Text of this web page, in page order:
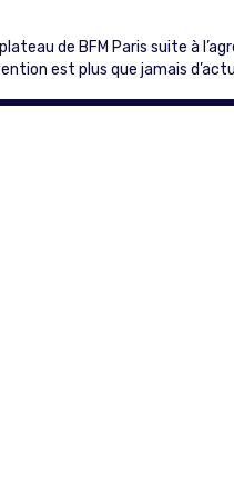
de BFM Paris suite à
est plus que jamais